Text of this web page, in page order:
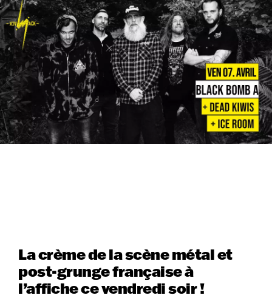
La crème de la scène métal et
post-grunge française à
l’affiche ce vendredi soir !